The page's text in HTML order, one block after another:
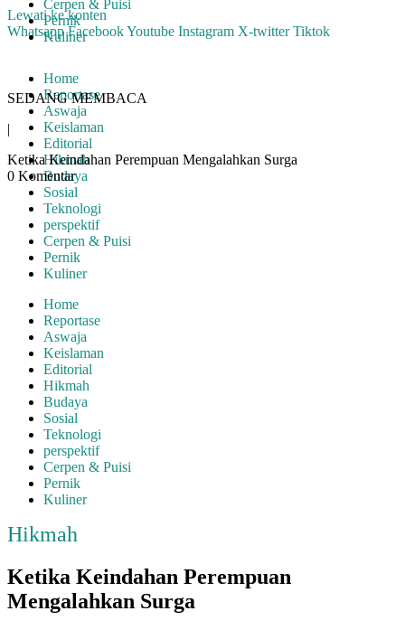
Lewati ke konten
Whatsapp FacebookYoutube Instagram X-twitter Tiktok
Home
Reportase
Aswaja
Keislaman
Editorial
Hikmah
Budaya
Sosial
Teknologi
perspektif
Cerpen & Puisi
Pernik
Kuliner
Home
Reportase
Aswaja
Keislaman
Editorial
Hikmah
Budaya
Sosial
Teknologi
perspektif
Cerpen & Puisi
Pernik
Kuliner
Cerpen & Puisi
Pernik
Kuliner
SEDANG MEMBACA
|
Ketika Keindahan Perempuan Mengalahkan Surga
0 Komentar
Hikmah
Ketika Keindahan Perempuan
Mengalahkan Surga